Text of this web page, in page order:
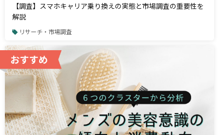
【調査】スマホキャリア乗り換えの実態と市場調査の重要性を
解説
リサーチ・市場調査